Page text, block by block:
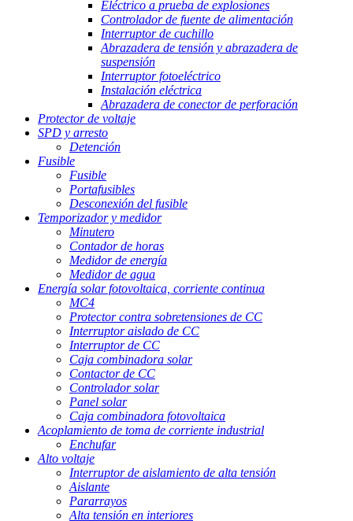
Eléctrico a prueba de explosiones
Controlador de fuente de alimentación
Interruptor de cuchillo
Abrazadera de tensión y abrazadera de
suspensión
Interruptor fotoeléctrico
Instalación eléctrica
Abrazadera de conector de perforación
Protector de voltaje
SPD y arresto
Detención
Fusible
Fusible
Portafusibles
Desconexión del fusible
Temporizador y medidor
Minutero
Contador de horas
Medidor de energía
Medidor de agua
Energía solar fotovoltaica, corriente continua
MC4
Protector contra sobretensiones de CC
Interruptor aislado de CC
Interruptor de CC
Caja combinadora solar
Contactor de CC
Controlador solar
Panel solar
Caja combinadora fotovoltaica
Acoplamiento de toma de corriente industrial
Enchufar
Alto voltaje
Interruptor de aislamiento de alta tensión
Aislante
Pararrayos
Alta tensión en interiores